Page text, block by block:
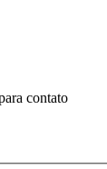
contato